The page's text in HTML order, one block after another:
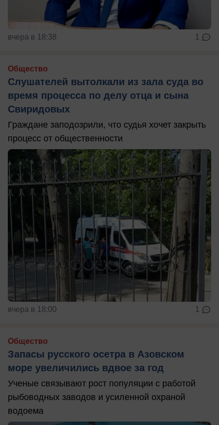
вчера в 18:38 1
Общество
Слушателей вытолкали из зала суда во
время процесса по делу отца и сына
Свиридовых
Граждане заподозрили, что судья хочет закрыть
процесс от общественности
вчера в 18:00 1
Общество
Запасы русского осетра в Азовском
море увеличились вдвое за год
Ученые связывают рост популяции с работой
рыбоводных заводов и усиленной охраной
водоема